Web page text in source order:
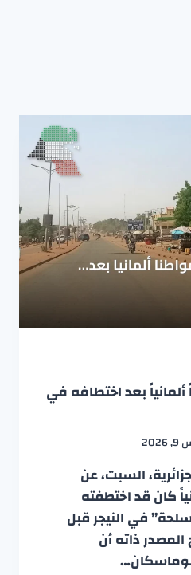
ألمانياً بعد اختطافه في
السبت، عن
كان قد اختطفته
في النيجر قبل
ذاته أن